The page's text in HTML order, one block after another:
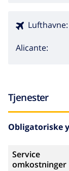
Lufthavne:
Alicante:
Tjenester
Obligatoriske
Service
omkostninger